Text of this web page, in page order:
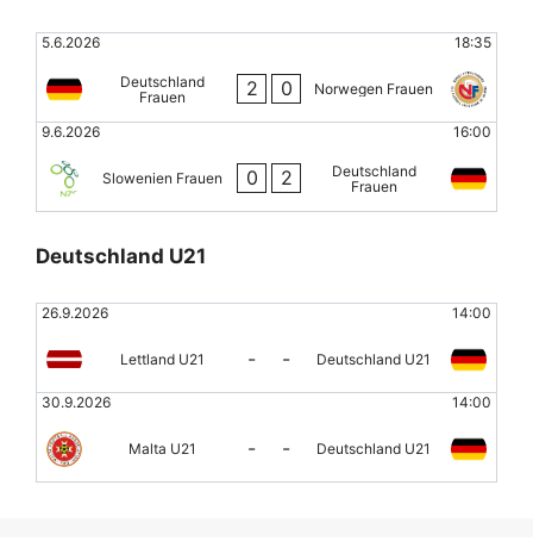
5.6.2026 18:35
Deutschland
Frauen
2 0 Norwegen Frauen
9.6.2026 16:00
Slowenien Frauen 0 2
Deutschland
Frauen
Deutschland U21
26.9.2026 14:00
Lettland U21 - - Deutschland U21
30.9.2026 14:00
Malta U21 - - Deutschland U21